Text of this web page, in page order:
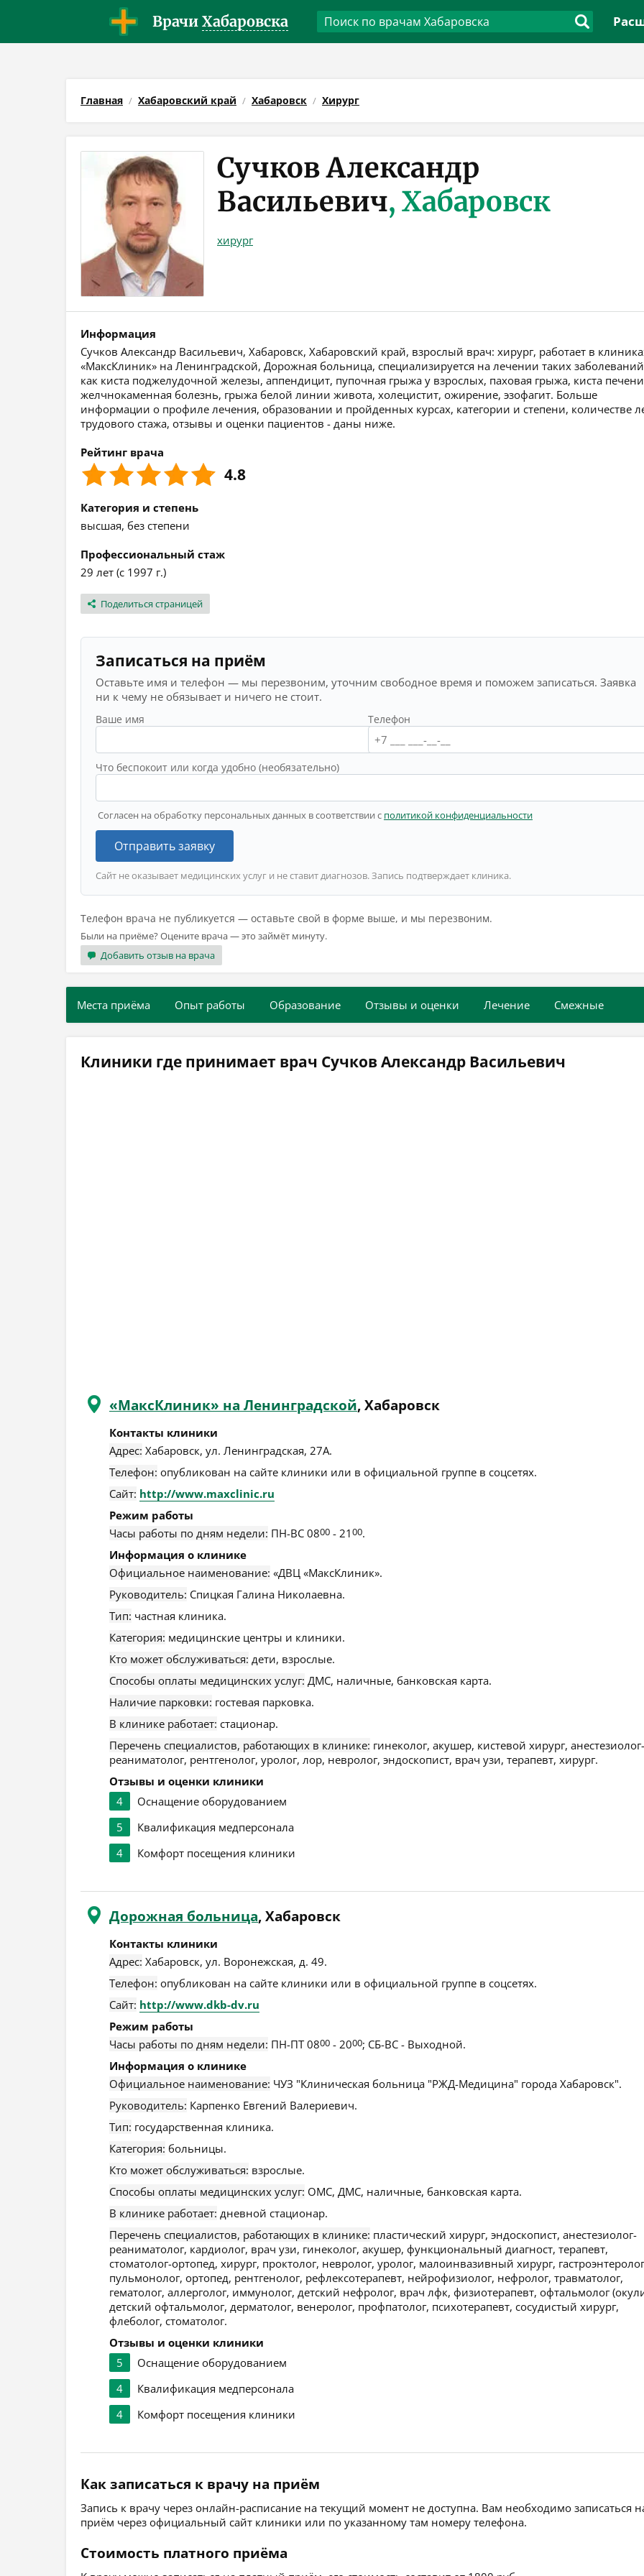
Врачи Хабаровска
Главная Хабаровский край Хабаровск Хирург
Сучков Александр
Васильевич, Хабаровск
хирург
Информация
Сучков Александр Васильевич, Хабаровск, Хабаровский край, взрослый врач: хирург, работает в
«МаксКлиник» на Ленинградской, Дорожная больница, специализируется на лечении таких заболеваний
как киста поджелудочной железы, аппендицит, пупочная грыжа у взрослых, паховая грыжа, киста
желчнокаменная болезнь, грыжа белой линии живота, холецистит, ожирение, эзофагит. Больше
информации о профиле лечения, образовании и пройденных курсах, категории и степени, количестве
трудового стажа, отзывы и оценки пациентов - даны ниже.
Рейтинг врача
4.8
Категория и степень
высшая, без степени
Профессиональный стаж
29 лет (с 1997 г.)
Поделиться страницей
Записаться на приём
Оставьте имя и телефон — мы перезвоним, уточним свободное время и поможем записаться. Заявка
ни к чему не обязывает и ничего не стоит.
Ваше имя Телефон
Что беспокоит или когда удобно (необязательно)
Согласен на обработку персональных данных в соответствии с политикой конфиденциальности
Отправить заявку
Сайт не оказывает медицинских услуг и не ставит диагнозов. Запись подтверждает клиника.
Телефон врача не публикуется — оставьте свой в форме выше, и мы перезвоним.
Были на приёме? Оцените врача — это займёт минуту.
Добавить отзыв на врача
Места приёма Опыт работы Образование Отзывы и оценки Лечение Смежные
Клиники где принимает врач Сучков Александр Васильевич
«МаксКлиник» на Ленинградской, Хабаровск
Контакты клиники
Адрес: Хабаровск, ул. Ленинградская, 27А.
Телефон: опубликован на сайте клиники или в официальной группе в соцсетях.
Сайт: http://www.maxclinic.ru
Режим работы
Часы работы по дням недели: ПН-ВС 0800 - 2100.
Информация о клинике
Официальное наименование: «ДВЦ «МаксКлиник».
Руководитель: Спицкая Галина Николаевна.
Тип: частная клиника.
Категория: медицинские центры и клиники.
Кто может обслуживаться: дети, взрослые.
Способы оплаты медицинских услуг: ДМС, наличные, банковская карта.
Наличие парковки: гостевая парковка.
В клинике работает: стационар.
Перечень специалистов, работающих в клинике: гинеколог, акушер, кистевой хирург, анестезиолог-
реаниматолог, рентгенолог, уролог, лор, невролог, эндоскопист, врач узи, терапевт, хирург.
Отзывы и оценки клиники
4
Оснащение оборудованием
5
Квалификация медперсонала
4
Комфорт посещения клиники
Дорожная больница, Хабаровск
Контакты клиники
Адрес: Хабаровск, ул. Воронежская, д. 49.
Телефон: опубликован на сайте клиники или в официальной группе в соцсетях.
Сайт: http://www.dkb-dv.ru
Режим работы
Часы работы по дням недели: ПН-ПТ 0800 - 2000; СБ-ВС - Выходной.
Информация о клинике
Официальное наименование: ЧУЗ "Клиническая больница "РЖД-Медицина" города Хабаровск".
Руководитель: Карпенко Евгений Валериевич.
Тип: государственная клиника.
Категория: больницы.
Кто может обслуживаться: взрослые.
Способы оплаты медицинских услуг: ОМС, ДМС, наличные, банковская карта.
В клинике работает: дневной стационар.
Перечень специалистов, работающих в клинике: пластический хирург, эндоскопист, анестезиолог-
реаниматолог, кардиолог, врач узи, гинеколог, акушер, функциональный диагност, терапевт,
стоматолог-ортопед, хирург, проктолог, невролог, уролог, малоинвазивный хирург,
пульмонолог, ортопед, рентгенолог, рефлексотерапевт, нейрофизиолог, нефролог, травматолог,
гематолог, аллерголог, иммунолог, детский нефролог, врач лфк, физиотерапевт, офтальмолог
детский офтальмолог, дерматолог, венеролог, профпатолог, психотерапевт, сосудистый хирург,
флеболог, стоматолог.
Отзывы и оценки клиники
5
Оснащение оборудованием
4
Квалификация медперсонала
4
Комфорт посещения клиники
Как записаться к врачу на приём
Запись к врачу через онлайн-расписание на текущий момент не доступна. Вам необходимо записаться
приём через официальный сайт клиники или по указанному там номеру телефона.
Стоимость платного приёма